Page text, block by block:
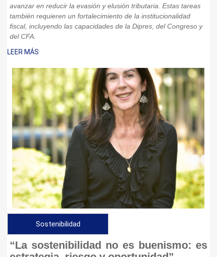
avanzar en reducir la evasión y elusión tributaria. Estas tareas
también requieren un fortalecimiento de la institucionalidad
fiscal, incluyendo las capacidades de la Dipres, del Congreso y
del CFA.
LEER MÁS
Sostenibilidad
“La sostenibilidad no es buenismo: es